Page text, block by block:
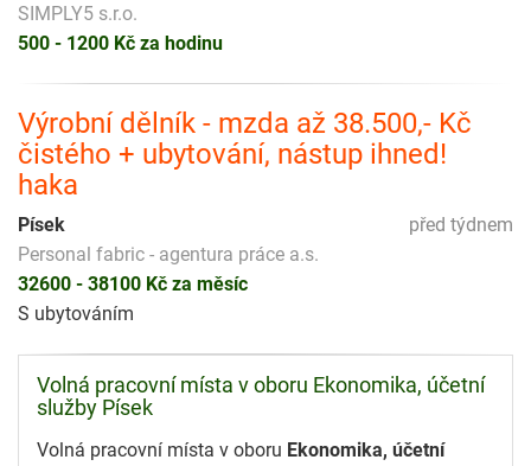
SIMPLY5 s.r.o.
500 - 1200 Kč za hodinu
Výrobní dělník - mzda až 38.500,- Kč
čistého + ubytování, nástup ihned!
haka
před týdnem
Písek
Personal fabric - agentura práce a.s.
32600 - 38100 Kč za měsíc
S ubytováním
Volná pracovní místa v oboru Ekonomika, účetní
služby Písek
Volná pracovní místa v oboru Ekonomika, účetní